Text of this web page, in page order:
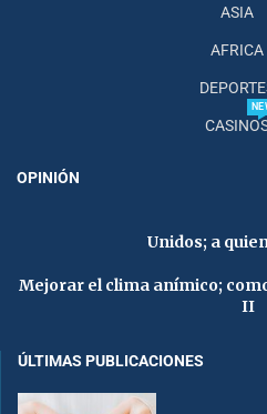
ASIA
AFRICA
OPINIÓN
Unidos; a
Mejorar el clima anímico;
II
ÚLTIMAS PUBLICACIONES